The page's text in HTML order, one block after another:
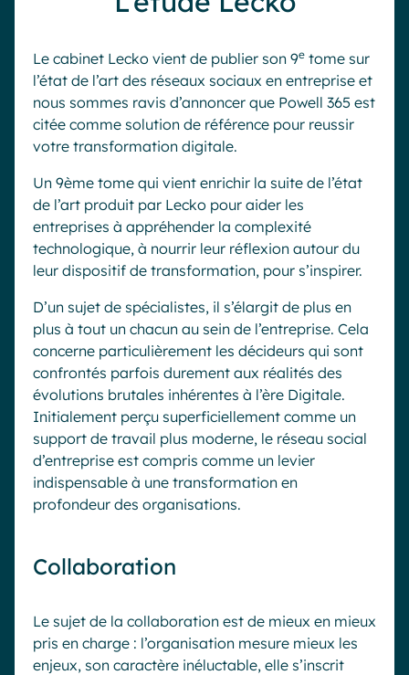
Hub digital
Toutes nos fonctionnalités
Analytique
Personnalisation & design
IA générative
Sécurité & conformité
Resources
EnglishFrançaisDeutsch
Le cabinet Lecko vient de publier son 9e tome sur
l’état de l’art des réseaux sociaux en entreprise et
nous sommes ravis d’annoncer que Powell 365 est
citée comme solution de référence pour reussir
votre transformation digitale.
Un 9ème tome qui vient enrichir la suite de l’état
de l’art produit par Lecko pour aider les
entreprises à appréhender la complexité
technologique, à nourrir leur réflexion autour du
leur dispositif de transformation, pour s’inspirer.
D’un sujet de spécialistes, il s’élargit de plus en
plus à tout un chacun au sein de l’entreprise. Cela
concerne particulièrement les décideurs qui sont
confrontés parfois durement aux réalités des
évolutions brutales inhérentes à l’ère Digitale.
Initialement perçu superficiellement comme un
support de travail plus moderne, le réseau social
d’entreprise est compris comme un levier
indispensable à une transformation en
profondeur des organisations.
Collaboration
Le sujet de la collaboration est de mieux en mieux
pris en charge : l’organisation mesure mieux les
enjeux, son caractère inéluctable, elle s’inscrit